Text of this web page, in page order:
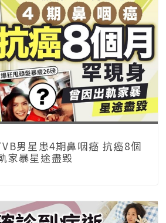
男星患4期鼻咽癌 抗癌8個
家暴星途盡毀